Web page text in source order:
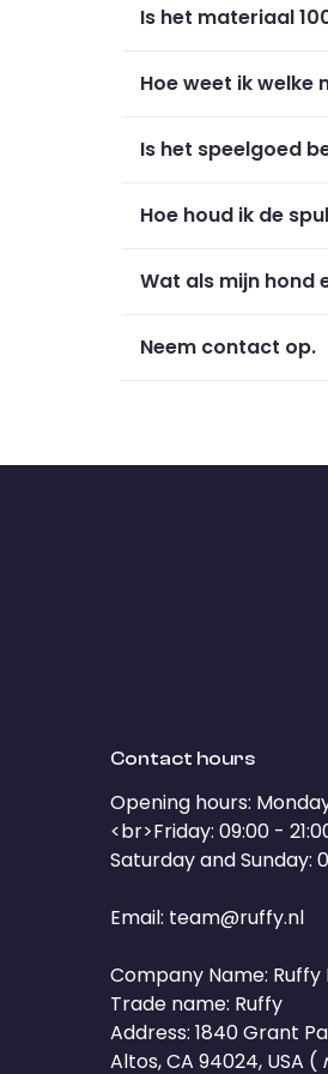
Is het materiaal
Hoe weet ik welke
Is het speelgoed
Hoe houd ik de
Wat als mijn hond
Neem contact op.
Contact hours
Opening hours:
<br>Friday: 09:00 -
Saturday and Sunday:
Email: team@ruffy.nl
Company Name: Ruffy
Trade name: Ruffy
Address: 1840 Grant
Altos, CA 94024, USA (